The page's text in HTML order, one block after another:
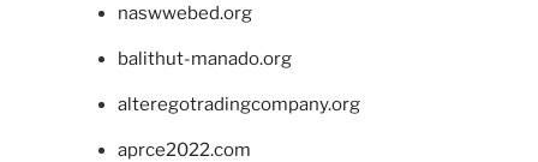
naswwebed.org
balithut-manado.org
alteregotradingcompany.org
aprce2022.com